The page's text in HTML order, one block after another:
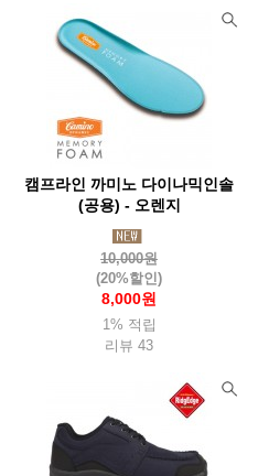
캠프라인 까미노 다이나믹인솔
(공용) - 오렌지
10,000원
(20%할인)
8,000원
1% 적립
리뷰 43